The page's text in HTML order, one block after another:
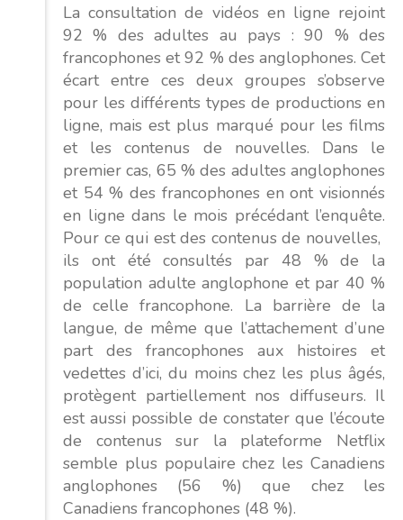
La consultation de vidéos en ligne rejoint
92 % des adultes au pays : 90 % des
francophones et 92 % des anglophones. Cet
écart entre ces deux groupes s’observe
pour les différents types de productions en
ligne, mais est plus marqué pour les films
et les contenus de nouvelles. Dans le
premier cas, 65 % des adultes anglophones
et 54 % des francophones en ont visionnés
en ligne dans le mois précédant l’enquête.
Pour ce qui est des contenus de nouvelles,
ils ont été consultés par 48 % de la
population adulte anglophone et par 40 %
de celle francophone. La barrière de la
langue, de même que l’attachement d’une
part des francophones aux histoires et
vedettes d’ici, du moins chez les plus âgés,
protègent partiellement nos diffuseurs. Il
est aussi possible de constater que l’écoute
de contenus sur la plateforme Netflix
semble plus populaire chez les Canadiens
anglophones (56 %) que chez les
Canadiens francophones (48 %).